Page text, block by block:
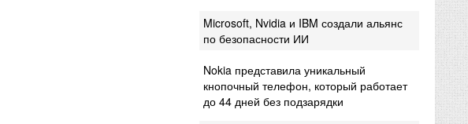
Microsoft, Nvidia и IBM создали альянс
по безопасности ИИ
Nokia представила уникальный
кнопочный телефон, который работает
до 44 дней без подзарядки